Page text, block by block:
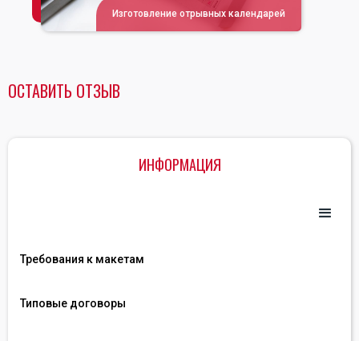
ИНФОРМАЦИЯ
Требования к макетам
Типовые договоры
Изготовление отрывных календарей
ОСТАВИТЬ ОТЗЫВ